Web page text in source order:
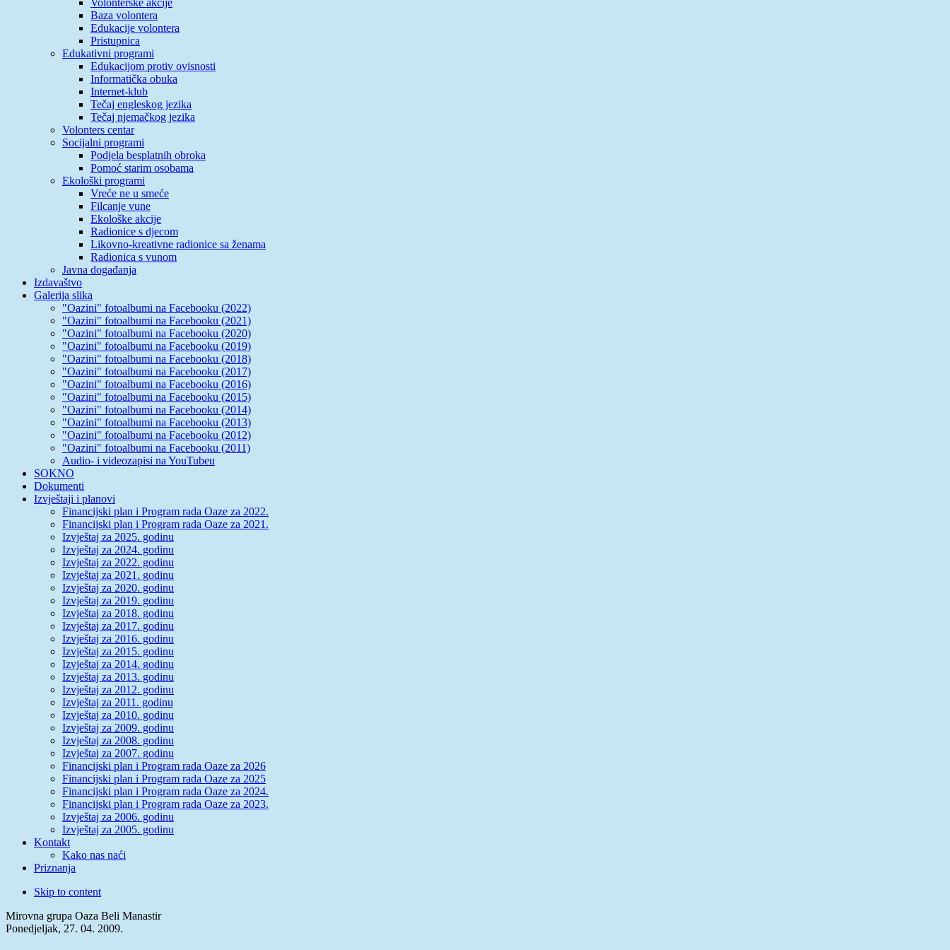
Baza volontera
Edukacije volontera
Pristupnica
Edukativni programi
Edukacijom protiv ovisnosti
Informatička obuka
Internet-klub
Tečaj engleskog jezika
Tečaj njemačkog jezika
Volonters centar
Socijalni programi
Podjela besplatnih obroka
Pomoć starim osobama
Ekološki programi
Vreće ne u smeće
Filcanje vune
Ekološke akcije
Radionice s djecom
Likovno-kreativne radionice sa ženama
Radionica s vunom
Javna događanja
Izdavaštvo
Galerija slika
"Oazini" fotoalbumi na Facebooku (2022)
"Oazini" fotoalbumi na Facebooku (2021)
"Oazini" fotoalbumi na Facebooku (2020)
"Oazini" fotoalbumi na Facebooku (2019)
"Oazini" fotoalbumi na Facebooku (2018)
"Oazini" fotoalbumi na Facebooku (2017)
"Oazini" fotoalbumi na Facebooku (2016)
"Oazini" fotoalbumi na Facebooku (2015)
"Oazini" fotoalbumi na Facebooku (2014)
"Oazini" fotoalbumi na Facebooku (2013)
"Oazini" fotoalbumi na Facebooku (2012)
"Oazini" fotoalbumi na Facebooku (2011)
Audio- i videozapisi na YouTubeu
SOKNO
Dokumenti
Izvještaji i planovi
Financijski plan i Program rada Oaze za 2022.
Financijski plan i Program rada Oaze za 2021.
Izvještaj za 2025. godinu
Izvještaj za 2024. godinu
Izvještaj za 2022. godinu
Izvještaj za 2021. godinu
Izvještaj za 2020. godinu
Izvještaj za 2019. godinu
Izvještaj za 2018. godinu
Izvještaj za 2017. godinu
Izvještaj za 2016. godinu
Izvještaj za 2015. godinu
Izvještaj za 2014. godinu
Izvještaj za 2013. godinu
Izvještaj za 2012. godinu
Izvještaj za 2011. godinu
Izvještaj za 2010. godinu
Izvještaj za 2009. godinu
Izvještaj za 2008. godinu
Izvještaj za 2007. godinu
Financijski plan i Program rada Oaze za 2026
Financijski plan i Program rada Oaze za 2025
Financijski plan i Program rada Oaze za 2024.
Financijski plan i Program rada Oaze za 2023.
Izvještaj za 2006. godinu
Izvještaj za 2005. godinu
Kontakt
Kako nas naći
Priznanja
Skip to content
Mirovna grupa Oaza Beli Manastir
Ponedjeljak, 27. 04. 2009.